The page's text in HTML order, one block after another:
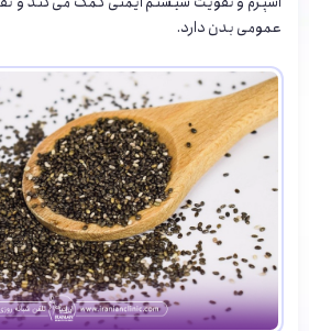
عمومی بدن دارد.